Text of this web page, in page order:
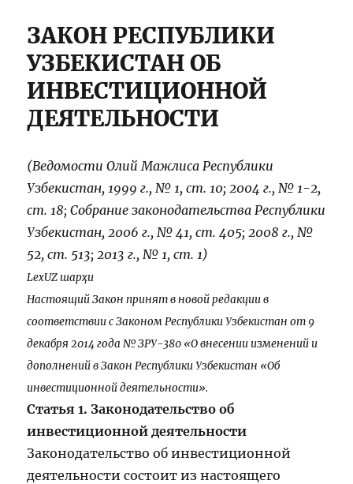
ЗАКОН РЕСПУБЛИКИ
УЗБЕКИСТАН ОБ
ИНВЕСТИЦИОННОЙ
ДЕЯТЕЛЬНОСТИ
(Ведомости Олий Мажлиса Республики
Узбекистан, 1999 г., № 1, ст. 10; 2004 г., № 1-2,
ст. 18; Собрание законодательства Республики
Узбекистан, 2006 г., № 41, ст. 405; 2008 г., №
52, ст. 513; 2013 г., № 1, ст. 1)
LexUZ шарҳи
Настоящий Закон принят в новой редакции в
соответствии с Законом Республики Узбекистан от 9
декабря 2014 года № ЗРУ-380 «О внесении изменений и
дополнений в Закон Республики Узбекистан «Об
инвестиционной деятельности».
Статья 1. Законодательство об
инвестиционной деятельности
Законодательство об инвестиционной
деятельности состоит из настоящего